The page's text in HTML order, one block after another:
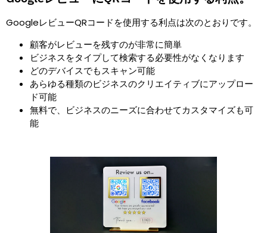
GoogleレビューQRコードを使用する利点は次のとおりです。
顧客がレビューを残すのが非常に簡単
ビジネスをタイプして検索する必要性がなくなります
どのデバイスでもスキャン可能
あらゆる種類のビジネスのクリエイティブにアップロー
ド可能
無料で、ビジネスのニーズに合わせてカスタマイズも可
能